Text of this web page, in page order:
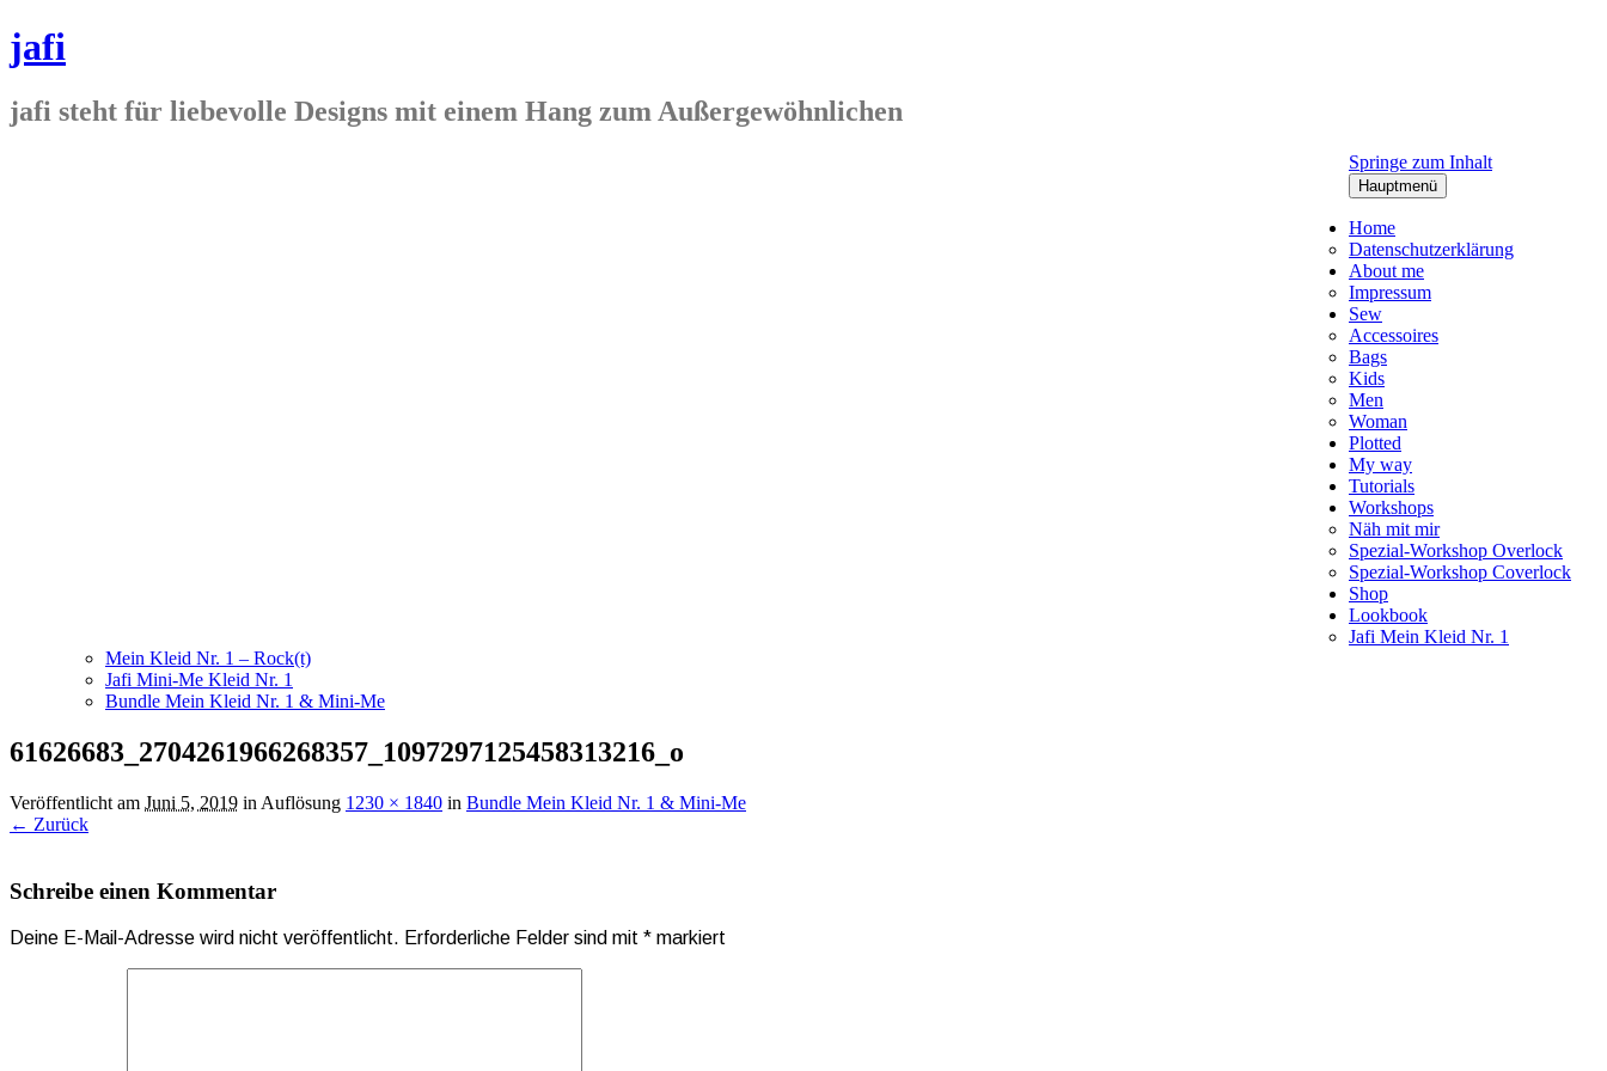
jafi
jafi steht für liebevolle Designs mit einem Hang zum Außergewöhnlichen
Springe zum Inhalt
Hauptmenü
Home
Datenschutzerklärung
About me
Impressum
Sew
Accessoires
Bags
Kids
Men
Woman
Plotted
My way
Tutorials
Workshops
Näh mit mir
Spezial-Workshop Overlock
Spezial-Workshop Coverlock
Shop
Lookbook
Jafi Mein Kleid Nr. 1
Mein Kleid Nr. 1 – Rock(t)
Jafi Mini-Me Kleid Nr. 1
Bundle Mein Kleid Nr. 1 & Mini-Me
61626683_2704261966268357_1097297125458313216_o
Veröffentlicht am Juni 5, 2019 in Auflösung 1230 × 1840 in Bundle Mein Kleid Nr. 1 & Mini-Me
← Zurück
Schreibe einen Kommentar
Deine E-Mail-Adresse wird nicht veröffentlicht. Erforderliche Felder sind mit * markiert